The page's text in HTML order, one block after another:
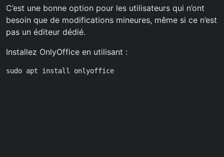
C’est une bonne option pour les utilisateurs qui n’ont
besoin que de modifications mineures, même si ce n’est
pas un éditeur dédié.
Installez OnlyOffice en utilisant :
sudo apt install onlyoffice